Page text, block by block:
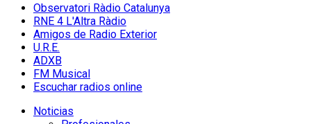
Observatori Ràdio Catalunya
RNE 4 L'Altra Ràdio
Amigos de Radio Exterior
U.R.E.
ADXB
FM Musical
Escuchar radios online
Noticias